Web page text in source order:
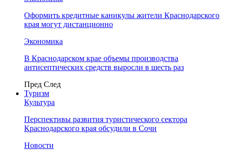
Оформить кредитные каникулы жители Краснодарского
края могут дистанционно
Экономика
В Краснодарском крае объемы производства
антисептических средств выросли в шесть раз
Пред След
Туризм
Культура
Перспективы развития туристического сектора
Краснодарского края обсудили в Сочи
Новости